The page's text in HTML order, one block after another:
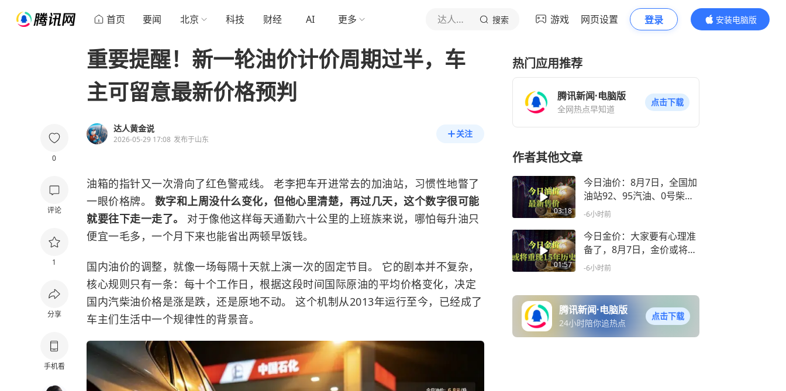
首页 要闻 北京 科技 财经 AI 更多 达人黄金说 搜索 游戏 网页设置 登录
安装电脑版
内容更精彩
0
评论
1
分享
手机看
重要提醒！新一轮油价计价周期过半，车
主可留意最新价格预判
达人黄金说
2026-05-29 17:08 发布于山东
关注
油箱的指针又一次滑向了红色警戒线。 老李把车开进常去的加油站，习惯性地瞥了
一眼价格牌。 数字和上周没什么变化，但他心里清楚，再过几天，这个数字很可能
就要往下走一走了。 对于像他这样每天通勤六十公里的上班族来说，哪怕每升油只
便宜一毛多，一个月下来也能省出两顿早饭钱。
国内油价的调整，就像一场每隔十天就上演一次的固定节目。 它的剧本并不复杂，
核心规则只有一条：每十个工作日，根据这段时间国际原油的平均价格变化，决定
国内汽柴油价格是涨是跌，还是原地不动。 这个机制从2013年运行至今，已经成了
车主们生活中一个规律性的背景音。
热门应用推荐
腾讯新闻·电脑版
全网热点早知道
点击下载
作者其他文章
03:18
今日油价：8月7日，全国加
油站92、95汽油、0号柴油
最新售价
-6小时前
01:57
今日金价：大家要有心理准
备了，8月7日，金价或将重
现15年历史
-6小时前
腾讯新闻·电脑版
24小时陪你追热点
点击下载